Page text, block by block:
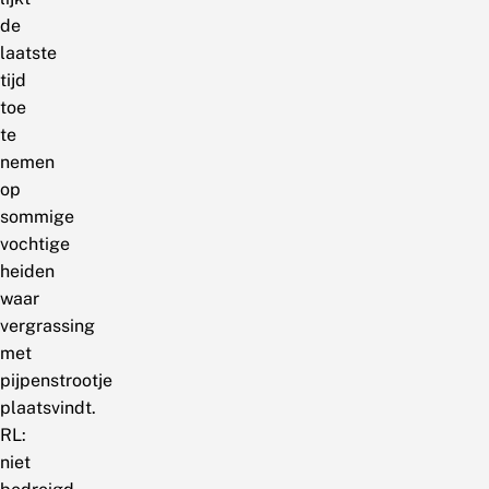
de
laatste
tijd
toe
te
nemen
op
sommige
vochtige
heiden
waar
vergrassing
met
pijpenstrootje
plaatsvindt.
RL:
niet